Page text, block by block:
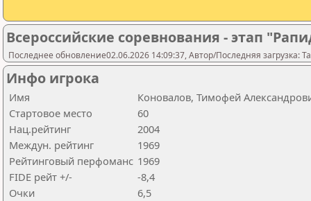
Всероссийские соревнования - этап
Последнее обновление02.06.2026 14:09:37, Автор/Последняя загрузка:
Инфо игрока
Имя
Коновалов, Тимофей
Стартовое место
60
Нац.рейтинг
2004
Междун. рейтинг
1969
Рейтинговый перфоманс 1969
FIDE рейт +/-
-8,4
Очки
6,5